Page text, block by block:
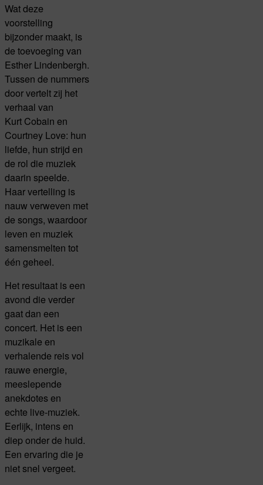
Wat deze
voorstelling
bijzonder maakt, is
de toevoeging van
Esther Lindenbergh.
Tussen de nummers
door vertelt zij het
verhaal van
Kurt Cobain en
Courtney Love: hun
liefde, hun strijd en
de rol die muziek
daarin speelde.
Haar vertelling is
nauw verweven met
de songs, waardoor
leven en muziek
samensmelten tot
één geheel.
Het resultaat is een
avond die verder
gaat dan een
concert. Het is een
muzikale en
verhalende reis vol
rauwe energie,
meeslepende
anekdotes en
echte live-muziek.
Eerlijk, intens en
diep onder de huid.
Een ervaring die je
niet snel vergeet.